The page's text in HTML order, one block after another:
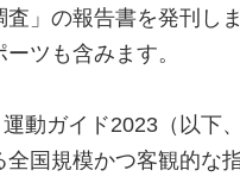
」の報告書を発刊し
ツも含みます。
動ガイド2023（以下
国規模かつ客観的な